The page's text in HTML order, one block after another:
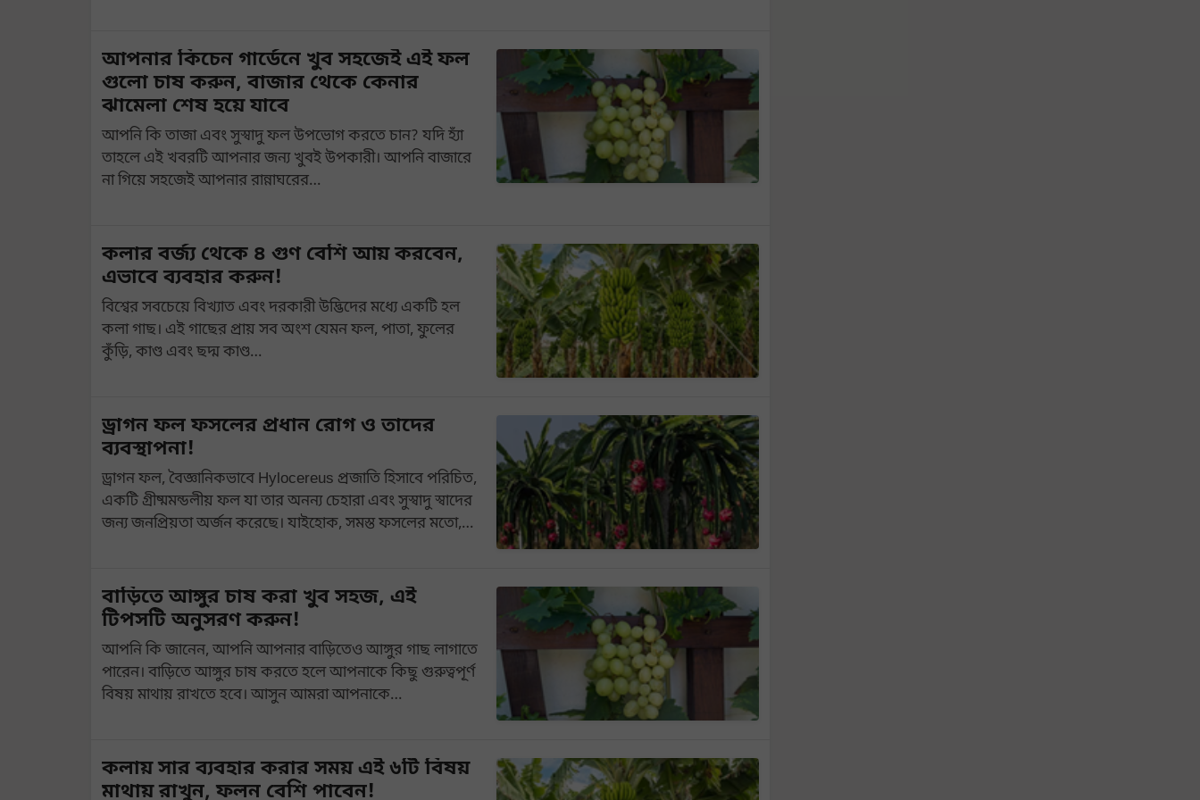
আপনার কিচেন গার্ডেনে খুব সহজেই এই ফল
গুলো চাষ করুন, বাজার থেকে কেনার
ঝামেলা শেষ হয়ে যাবে
আপনি কি তাজা এবং সুস্বাদু ফল উপভোগ করতে চান? যদি হ্যাঁ
তাহলে এই খবরটি আপনার জন্য খুবই উপকারী। আপনি বাজারে
না গিয়ে সহজেই আপনার রান্নাঘরের…
কলার বর্জ্য থেকে ৪ গুণ বেশি আয় করবেন,
এভাবে ব্যবহার করুন!
বিশ্বের সবচেয়ে বিখ্যাত এবং দরকারী উদ্ভিদের মধ্যে একটি হল
কলা গাছ। এই গাছের প্রায় সব অংশ যেমন ফল, পাতা, ফুলের
কুঁড়ি, কাণ্ড এবং ছদ্ম কাণ্ড…
ড্রাগন ফল ফসলের প্রধান রোগ ও তাদের
ব্যবস্থাপনা!
ড্রাগন ফল, বৈজ্ঞানিকভাবে Hylocereus প্রজাতি হিসাবে পরিচিত,
একটি গ্রীষ্মমন্ডলীয় ফল যা তার অনন্য চেহারা এবং সুস্বাদু স্বাদের
জন্য জনপ্রিয়তা অর্জন করেছে। যাইহোক, সমস্ত ফসলের মতো,…
বাড়িতে আঙ্গুর চাষ করা খুব সহজ, এই
টিপসটি অনুসরণ করুন!
আপনি কি জানেন, আপনি আপনার বাড়িতেও আঙ্গুর গাছ লাগাতে
পারেন। বাড়িতে আঙ্গুর চাষ করতে হলে আপনাকে কিছু গুরুত্বপূর্ণ
বিষয় মাথায় রাখতে হবে। আসুন আমরা আপনাকে…
কলায় সার ব্যবহার করার সময় এই ৬টি বিষয়
মাথায় রাখুন, ফলন বেশি পাবেন!